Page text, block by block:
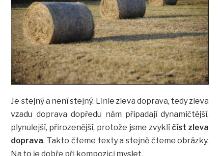
Je stejný a není stejný. Linie zleva doprava, tedy zleva
vzadu doprava dopředu nám připadají dynamičtější,
plynulejší, přirozenější, protože jsme zvyklíčíst zleva
doprava. Takto čteme texty a stejně čteme obrázky.
Na to je dobře při kompozici myslet.